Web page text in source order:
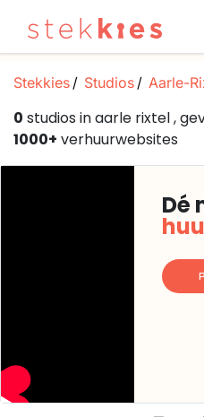
Stekkies Studios Aarle-
0 studios in aarle rixtel ,
1000+ verhuurwebsites
Dé